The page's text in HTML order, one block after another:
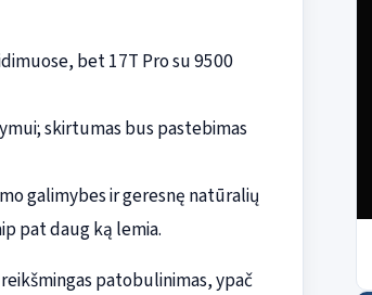
bet 17T Pro su 9500
skirtumas bus pastebimas
galimybes ir geresnę natūralių
pat daug ką lemia.
patobulinimas, ypač